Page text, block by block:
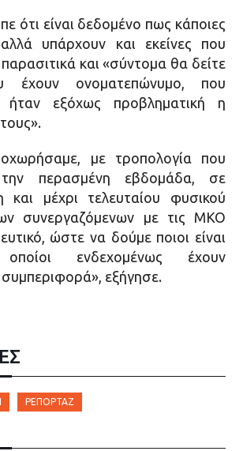
ότι είναι δεδομένο πως κάποιες
υπάρχουν και εκείνες που
και «σύντομα θα δείτε
έχουν ονοματεπώνυμο, που
ήταν εξόχως προβληματική η
με τροπολογία που
περασμένη εβδομάδα, σε
και μέχρι τελευταίου φυσικού
συνεργαζόμενων με τις ΜΚΟ
ώστε να δούμε ποιοι είναι
ενδεχομένως έχουν
εξήγησε.
ΡΕΠΟΡΤΆΖ